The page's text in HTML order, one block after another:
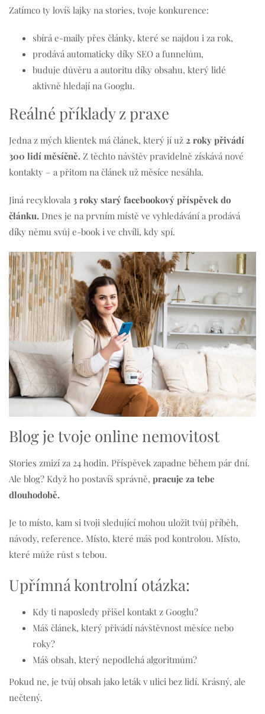
Zatímco ty lovíš lajky na stories, tvoje konkurence:
sbírá e-maily přes články, které se najdou i za rok,
prodává automaticky díky SEO a funnelům,
buduje důvěru a autoritu díky obsahu, který lidé
aktivně hledají na Googlu.
Reálné příklady z praxe
Jedna z mých klientek má článek, který jí už 2 roky přivádí
300 lidí měsíčně. Z těchto návštěv pravidelně získává nové
kontakty – a přitom na článek už měsíce nesáhla.
Jiná recyklovala 3 roky starý facebookový příspěvek do
článku. Dnes je na prvním místě ve vyhledávání a prodává
díky němu svůj e-book i ve chvíli, kdy spí.
Blog je tvoje online nemovitost
Stories zmizí za 24 hodin. Příspěvek zapadne během pár dní.
Ale blog? Když ho postavíš správně, pracuje za tebe
dlouhodobě.
Je to místo, kam si tvoji sledující mohou uložit tvůj příběh,
návody, reference. Místo, které máš pod kontrolou. Místo,
které může růst s tebou.
Upřímná kontrolní otázka:
Kdy ti naposledy přišel kontakt z Googlu?
Máš článek, který přivádí návštěvnost měsíce nebo
roky?
Máš obsah, který nepodlehá algoritmům?
Pokud ne, je tvůj obsah jako leták v ulici bez lidí. Krásný, ale
nečtený.